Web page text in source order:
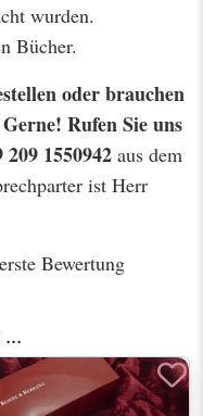
wurden.
Bücher.
oder brauchen
Rufen Sie uns
1550942 aus dem
ist Herr
Bewertung